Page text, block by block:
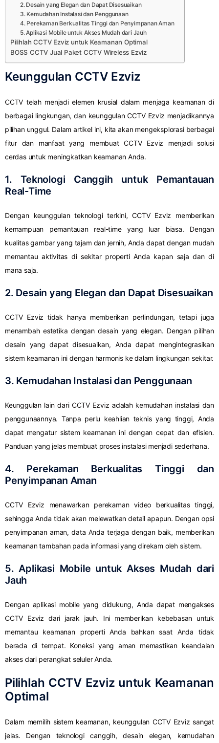
2. Desain yang Elegan dan Dapat Disesuaikan
3. Kemudahan Instalasi dan Penggunaan
4. Perekaman Berkualitas Tinggi dan Penyimpanan Aman
5. Aplikasi Mobile untuk Akses Mudah dari Jauh
Pilihlah CCTV Ezviz untuk Keamanan Optimal
BOSS CCTV Jual Paket CCTV Wireless Ezviz
Keunggulan CCTV Ezviz
CCTV telah menjadi elemen krusial dalam menjaga keamanan di
berbagai lingkungan, dan keunggulan CCTV Ezviz menjadikannya
pilihan unggul. Dalam artikel ini, kita akan mengeksplorasi berbagai
fitur dan manfaat yang membuat CCTV Ezviz menjadi solusi
cerdas untuk meningkatkan keamanan Anda.
1. Teknologi Canggih untuk Pemantauan
Real-Time
Dengan keunggulan teknologi terkini, CCTV Ezviz memberikan
kemampuan pemantauan real-time yang luar biasa. Dengan
kualitas gambar yang tajam dan jernih, Anda dapat dengan mudah
memantau aktivitas di sekitar properti Anda kapan saja dan di
mana saja.
2. Desain yang Elegan dan Dapat Disesuaikan
CCTV Ezviz tidak hanya memberikan perlindungan, tetapi juga
menambah estetika dengan desain yang elegan. Dengan pilihan
desain yang dapat disesuaikan, Anda dapat mengintegrasikan
sistem keamanan ini dengan harmonis ke dalam lingkungan sekitar.
3. Kemudahan Instalasi dan Penggunaan
Keunggulan lain dari CCTV Ezviz adalah kemudahan instalasi dan
penggunaannya. Tanpa perlu keahlian teknis yang tinggi, Anda
dapat mengatur sistem keamanan ini dengan cepat dan efisien.
Panduan yang jelas membuat proses instalasi menjadi sederhana.
4. Perekaman Berkualitas Tinggi dan
Penyimpanan Aman
CCTV Ezviz menawarkan perekaman video berkualitas tinggi,
sehingga Anda tidak akan melewatkan detail apapun. Dengan opsi
penyimpanan aman, data Anda terjaga dengan baik, memberikan
keamanan tambahan pada informasi yang direkam oleh sistem.
5. Aplikasi Mobile untuk Akses Mudah dari
Jauh
Dengan aplikasi mobile yang didukung, Anda dapat mengakses
CCTV Ezviz dari jarak jauh. Ini memberikan kebebasan untuk
memantau keamanan properti Anda bahkan saat Anda tidak
berada di tempat. Koneksi yang aman memastikan keandalan
akses dari perangkat seluler Anda.
Pilihlah CCTV Ezviz untuk Keamanan
Optimal
Dalam memilih sistem keamanan, keunggulan CCTV Ezviz sangat
jelas. Dengan teknologi canggih, desain elegan, kemudahan